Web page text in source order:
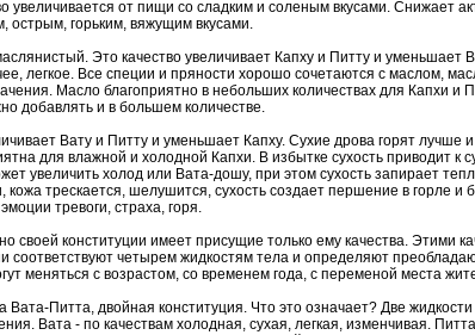
увеличивается от пищи со сладким и соленым вкусами. Снижает
острым, горьким, вяжущим вкусами.
Это качество увеличивает Капху и Питту и уменьшает
легкое. Все специи и пряности хорошо сочетаются с маслом,
Масло благоприятно в небольших количествах для Капхи и
добавлять и в большем количестве.
Вату и Питту и уменьшает Капху. Сухие дрова горят лучше
для влажной и холодной Капхи. В избытке сухость приводит к
увеличить холод или Вата-дошу, при этом сухость запирает
кожа трескается, шелушится, сухость создает першение в горле
тревоги, страха, горя.
своей конституции имеет присущие только ему качества. Этими
соответствуют четырем жидкостям тела и определяют
меняться с возрастом, со временем года, с переменой места
Вата-Питта, двойная конституция. Что это означает? Две
Вата - по качествам холодная, сухая, легкая, изменчивая.